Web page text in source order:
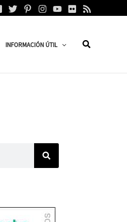
INFORMACIÓN ÚTIL